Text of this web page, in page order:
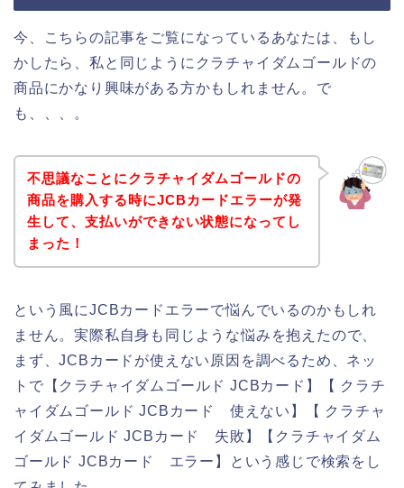
今、こちらの記事をご覧になっているあなたは、もし
かしたら、私と同じようにクラチャイダムゴールドの
商品にかなり興味がある方かもしれません。で
も、、、。
不思議なことにクラチャイダムゴールドの
商品を購入する時にJCBカードエラーが発
生して、支払いができない状態になってし
まった！
という風にJCBカードエラーで悩んでいるのかもしれ
ません。実際私自身も同じような悩みを抱えたので、
まず、JCBカードが使えない原因を調べるため、ネッ
トで【クラチャイダムゴールド JCBカード】【 クラチ
ャイダムゴールド JCBカード 使えない】【 クラチャ
イダムゴールド JCBカード 失敗】【クラチャイダム
ゴールド JCBカード エラー】という感じで検索をし